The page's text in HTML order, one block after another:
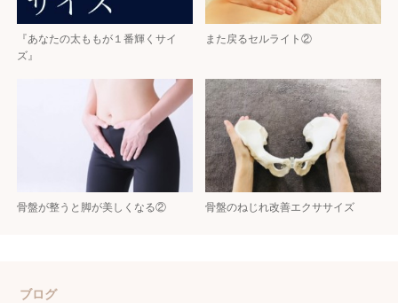
『あなたの太ももが１番輝くサイ
ズ』
また戻るセルライト②
骨盤が整うと脚が美しくなる② 骨盤のねじれ改善エクササイズ
ブログ